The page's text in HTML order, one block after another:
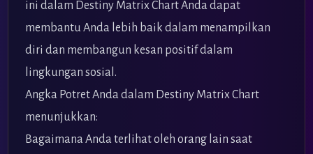
ini dalam Destiny Matrix Chart Anda dapat
membantu Anda lebih baik dalam menampilkan
diri dan membangun kesan positif dalam
lingkungan sosial.
Angka Potret Anda dalam Destiny Matrix Chart
menunjukkan:
Bagaimana Anda terlihat oleh orang lain saat